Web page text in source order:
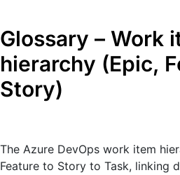
Glossary – Work
hierarchy (Epic,
Story)
The Azure DevOps work item
Feature to Story to Task, linking